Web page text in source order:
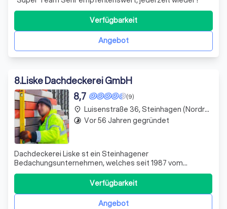
Angebot
Verfügbarkeit
8.Liske Dachdeckerei GmbH
(9)
8,7
Dachdeckerei Liske st ein Steinhagener
Bedachungsunternehmen, welches seit 1987 vom
Dachdeckermeister Holger Liske als
Gesellschafter/Geschäftsführer geführt wird. Die Ära
Liske begann allerdings schon im Jahre 1963 mit seinem
Vater, Dachdeckermeister Heinz Liske, der im Jahre 2003
Angebot
Verfügbarkeit
place Luisenstraße 36, Steinhagen (Nordrhein-Westfalen)
timelapse Vor 56 Jahren gegründet